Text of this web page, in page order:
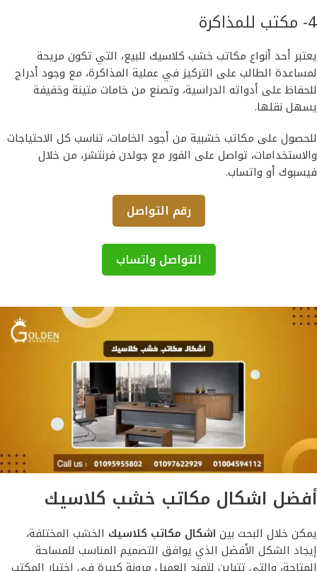
4- مكتب للمذاكرة
يعتبر أحد أنواع مكاتب خشب كلاسيك للبيع، التي تكون مريحة
لمساعدة الطالب على التركيز في عملية المذاكرة، مع وجود أدراج
للحفاظ على أدواته الدراسية، وتصنع من خامات متينة وخفيفة
يسهل نقلها.
للحصول على مكاتب خشبية من أجود الخامات، تناسب كل الاحتياجات
والاستخدامات، تواصل على الفور مع جولدن فرنتشر، من خلال
فيسبوك أو واتساب.
رقم التواصل
التواصل واتساب
أفضل اشكال مكاتب خشب كلاسيك
يمكن خلال البحث بين اشكال مكاتب كلاسيك الخشب المختلفة،
إيجاد الشكل الأفضل الذي يوافق التصميم المناسب للمساحة